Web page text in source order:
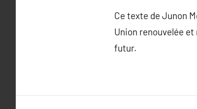
Ce texte de Junon
Union renouvelée
futur.